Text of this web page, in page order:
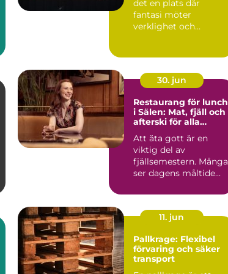
det en plats där
fantasi möter
verklighet och
30. jun
Restaurang för lunch
i Sälen: Mat, fjäll och
afterski för alla
Att äta gott är en
viktig del av
fjällsemestern. Många
ser dagens måltide...
11. jun
Pallkrage: Flexibel
förvaring och säker
transport